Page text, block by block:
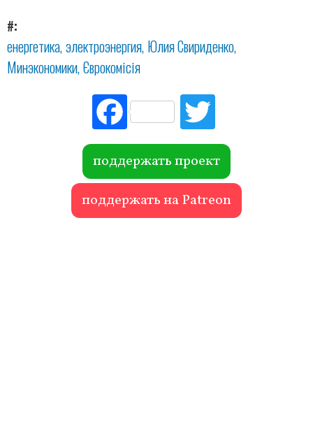
#
енергетика электроэнергия Юлия Свириденко
Минэкономики Єврокомісія
Fac
ebo
ok r
поддержать проект
поддержать на Patreon